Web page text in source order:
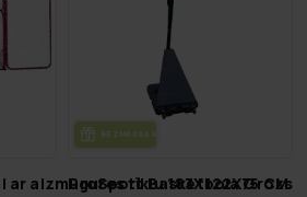
aizmugures tīklu 183X122X75 CM
BEZ­MAK­SAS PIE­GĀ­DE
ProSport Basketbola Grozs